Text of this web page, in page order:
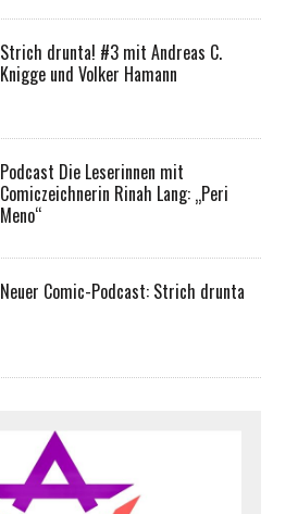
Strich drunta! #3 mit Andreas C.
Knigge und Volker Hamann
Podcast Die Leserinnen mit
Comiczeichnerin Rinah Lang: „Peri
Meno“
Neuer Comic-Podcast: Strich drunta